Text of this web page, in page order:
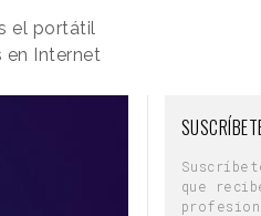
el portátil
en Internet
que